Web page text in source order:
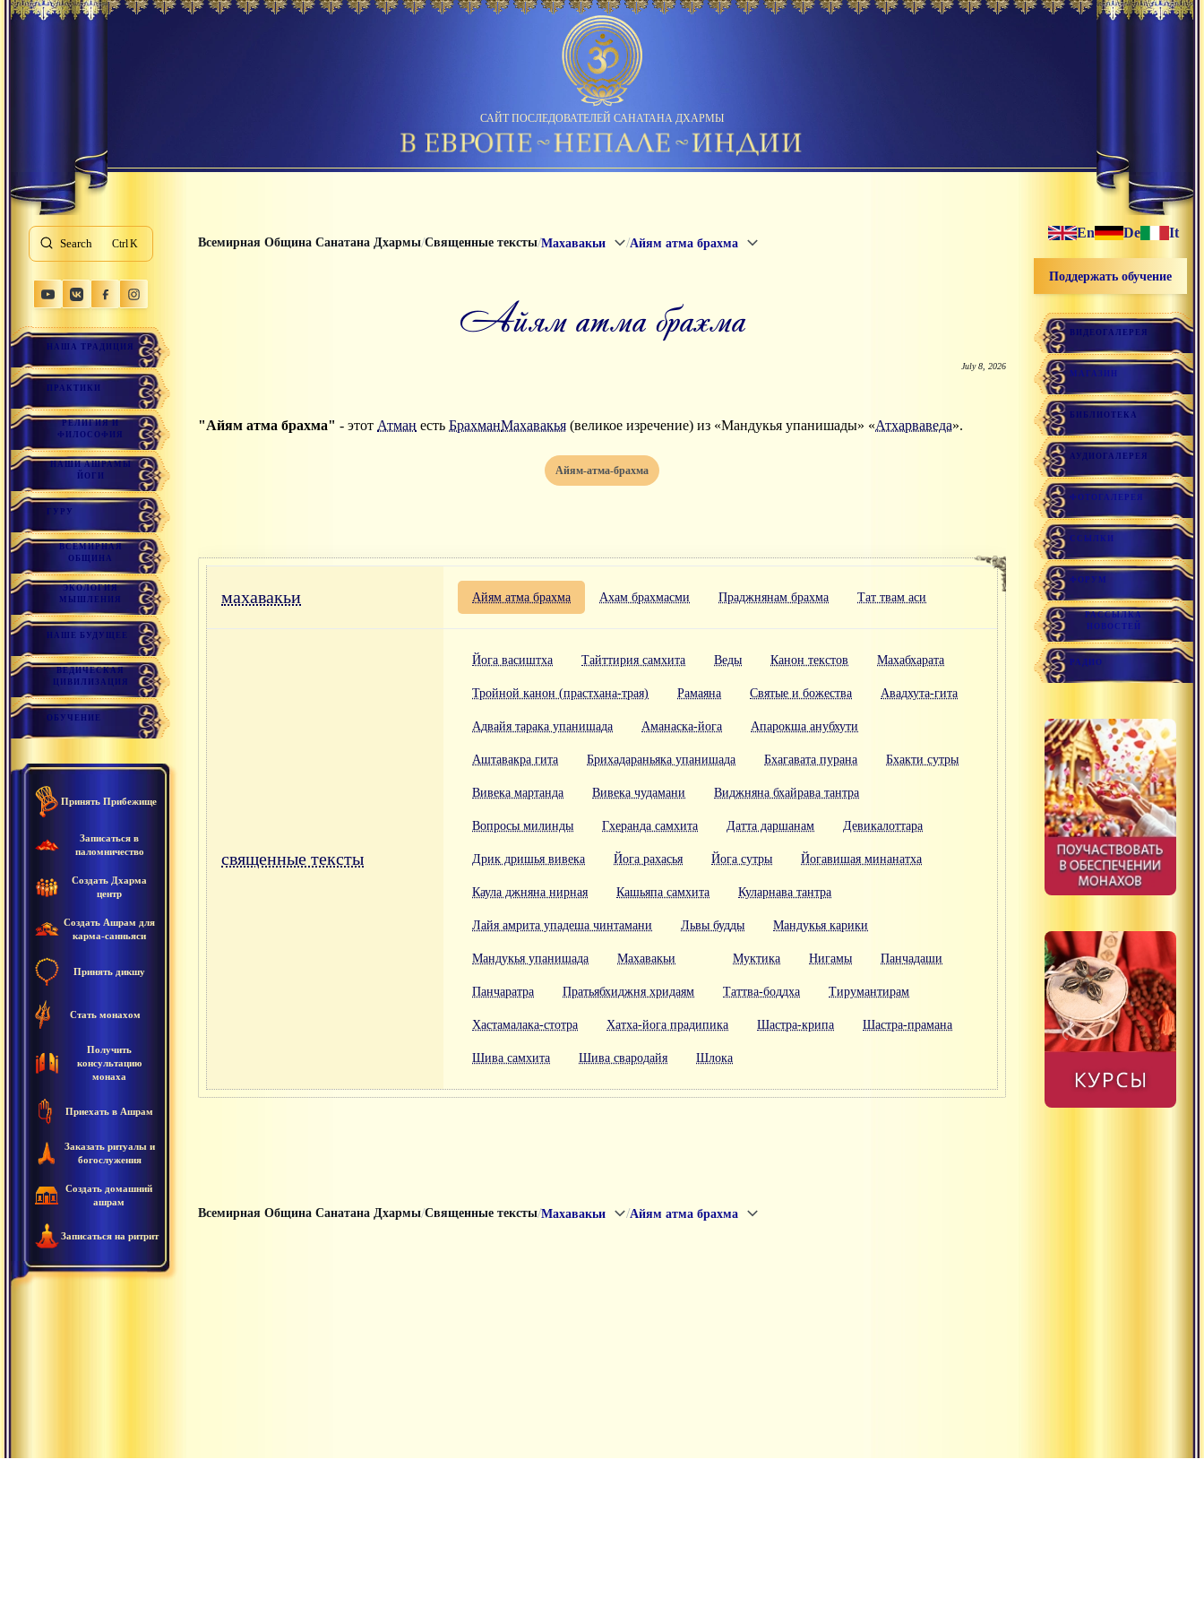
САЙТ ПОСЛЕДОВАТЕЛЕЙ САНАТАНА ДХАРМЫ
Search K
НАША ТРАДИЦИЯ
ПРАКТИКИ
РЕЛИГИЯ И
ФИЛОСОФИЯ
НАШИ АШРАМЫ
ЙОГИ
ГУРУ
ВСЕМИРНАЯ
ОБЩИНА
ЭКОЛОГИЯ
МЫШЛЕНИЯ
НАШЕ БУДУЩЕЕ
ВЕДИЧЕСКАЯ
ЦИВИЛИЗАЦИЯ
ОБУЧЕНИЕ
Принять Прибежище
Записаться в
паломничество
Создать Дхарма
центр
Создать Ашрам для
карма-санньяси
Принять дикшу
Стать монахом
Получить
консультацию
монаха
Приехать в Ашрам
Заказать ритуалы и
богослужения
Создать домашний
ашрам
Записаться на ритрит
Всемирная Община Санатана Дхармы/Священные тексты/Махавакьи /Айям атма брахма
айям атма брахма
July 8, 2026
"Айям атма брахма" - этот Атман есть БрахманМахавакья (великое изречение) из «Мандукья упанишады» «Атхарваведа».
Айям-атма-брахма
махавакьи Айям атма брахма Ахам брахмасми Праджнянам брахма Тат твам аси
священные тексты
Йога васиштха Тайттирия самхита Веды Канон текстов Махабхарата
Тройной канон (прастхана-трая) Рамаяна Святые и божества Авадхута-гита
Адвайя тарака упанишада Аманаска-йога Апарокша анубхути
Аштавакра гита Брихадараньяка упанишада Бхагавата пурана Бхакти сутры
Вивека мартанда Вивека чудамани Виджняна бхайрава тантра
Вопросы милинды Гхеранда самхита Датта даршанам Девикалоттара
Дрик дришья вивека Йога рахасья Йога сутры Йогавишая минанатха
Каула джняна нирная Кашьяпа самхита Куларнава тантра
Лайя амрита упадеша чинтамани Львы будды Мандукья карики
Мандукья упанишада Махавакьи Муктика Нигамы Панчадаши
Панчаратра Пратьябхиджня хридаям Таттва-боддха Тирумантирам
Хастамалака-стотра Хатха-йога прадипика Шастра-крипа Шастра-прамана
Шива самхита Шива свародайя Шлока
Всемирная Община Санатана Дхармы/Священные тексты/Махавакьи /Айям атма брахма
En De It
Поддержать обучение
ВИДЕОГАЛЕРЕЯ
МАГАЗИН
БИБЛИОТЕКА
АУДИОГАЛЕРЕЯ
ФОТОГАЛЕРЕЯ
ССЫЛКИ
ФОРУМ
РАССЫЛКА
НОВОСТЕЙ
РАДИО